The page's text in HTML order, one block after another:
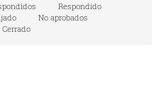
Respondido
No aprobados
Cerrado